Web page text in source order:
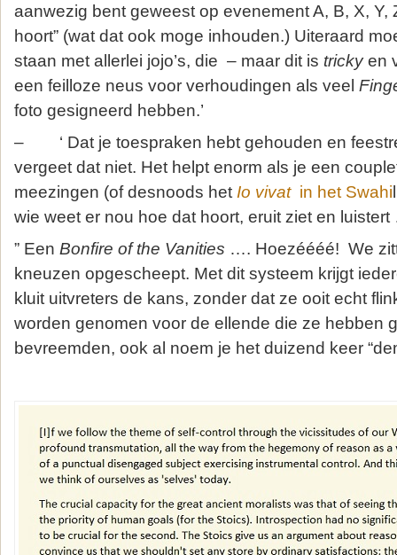
aanwezig bent geweest op evenement A, B, X, Y,
hoort” (wat dat ook moge inhouden.) Uiteraard
staan met allerlei jojo’s, die – maar dit is trickyen
een feilloze neus voor verhoudingen als veel
foto gesigneerd hebben.’
– ‘ Dat je toespraken hebt gehouden en
vergeet dat niet. Het helpt enorm als je een
meezingen (of desnoods het Io vivatin het Swahi
wie weet er nou hoe dat hoort, eruit ziet en luistert
” Een Bonfire of the Vanities …. Hoezéééé! We
kneuzen opgescheept. Met dit systeem krijgt
kluit uitvreters de kans, zonder dat ze ooit echt
worden genomen voor de ellende die ze hebben
bevreemden, ook al noem je het duizend keer